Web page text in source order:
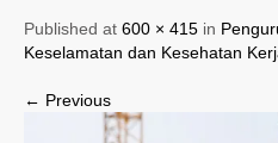
Published at 600 × 415 in
Keselamatan dan Kesehatan
← Previous